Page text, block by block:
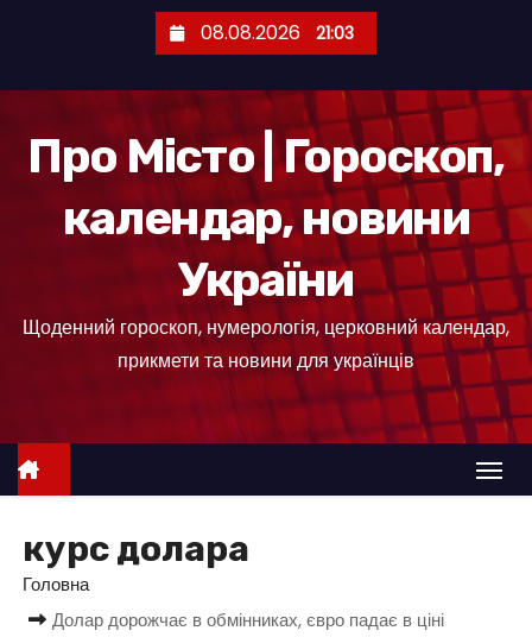
е
08.08.2026 21:03
Про Місто | Гороскоп,
календар, новини
України
Щоденний гороскоп, нумерологія, церковний календар,
прикмети та новини для українців
курс долара
Головна
Долар дорожчає в обмінниках, євро падає в ціні